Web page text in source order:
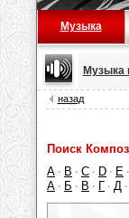
Музыка
Музыка
назад
Поиск
A · B · C · D · E ·
А · Б · В · Г · Д ·